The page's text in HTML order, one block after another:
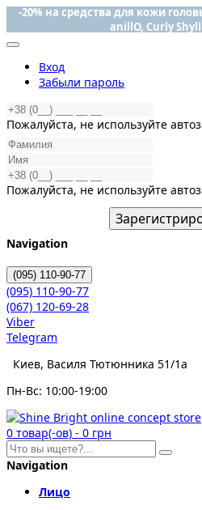
-20% на средства для кожи
anillO, Curly Shyll
Вход
Забыли пароль
Пожалуйста, не используйте
Пожалуйста, не используйте
Navigation
(095) 110-90-77
(095) 110-90-77
(067) 120-69-28
Viber
Telegram
Киев, Василя Тютюнника 51/1а
Пн-Вс: 10:00-19:00
0 товар(-ов) - 0 грн
Navigation
Лицо